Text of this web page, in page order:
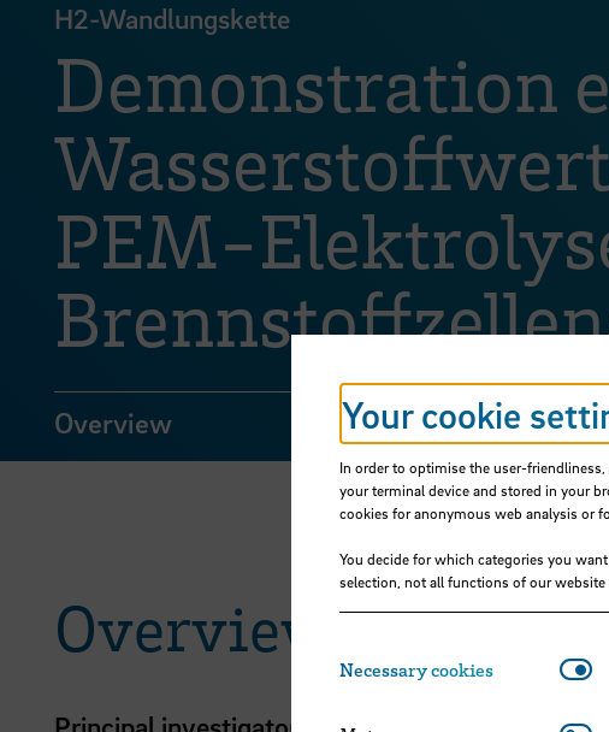
H2-Wandlungskette
Demonstration
PEM-
Overview
Overview
Your cookie
In order to optimise the user-
your terminal device and stored in your
cookies for anonymous web analysis or
You decide for which categories you
selection, not all functions of our website
Necessary cookies